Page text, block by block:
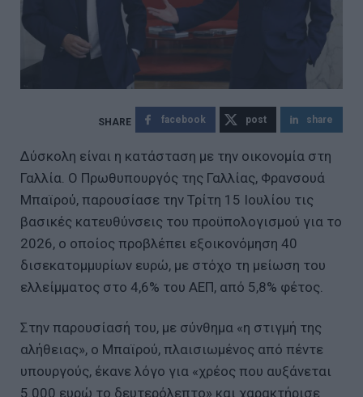
facebook post share
Δύσκολη είναι η κατάσταση με την οικονομία στη
Γαλλία. Ο Πρωθυπουργός της Γαλλίας, Φρανσουά
Μπαϊρού, παρουσίασε την Τρίτη 15 Ιουλίου τις
βασικές κατευθύνσεις του προϋπολογισμού για το
2026, ο οποίος προβλέπει εξοικονόμηση 40
δισεκατομμυρίων ευρώ, με στόχο τη μείωση του
ελλείμματος στο 4,6% του ΑΕΠ, από 5,8% φέτος.
Στην παρουσίασή του, με σύνθημα «η στιγμή της
αλήθειας», ο Μπαϊρού, πλαισιωμένος από πέντε
υπουργούς, έκανε λόγο για «χρέος που αυξάνεται
5.000 ευρώ το δευτερόλεπτο» και χαρακτήρισε